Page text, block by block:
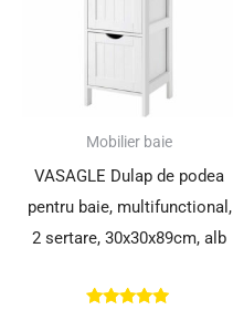
Mobilier baie
VASAGLE Dulap de podea
pentru baie, multifunctional,
2 sertare, 30x30x89cm, alb